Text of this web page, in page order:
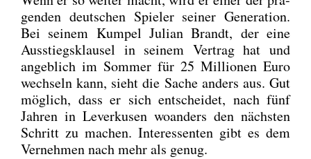
gen­den deut­schen Spie­ler sei­ner Gene­ra­ti­on.
Bei sei­nem Kum­pel Juli­an Brandt, der eine
Aus­stiegs­klau­sel in sei­nem Ver­trag hat und
angeb­lich im Som­mer für 25 Mil­lio­nen Euro
wech­seln kann, sieht die Sache anders aus. Gut
mög­lich, dass er sich ent­schei­det, nach fünf
Jah­ren in Lever­ku­sen woan­ders den nächs­ten
Schritt zu machen. Inter­es­sen­ten gibt es dem
Ver­neh­men nach mehr als genug.